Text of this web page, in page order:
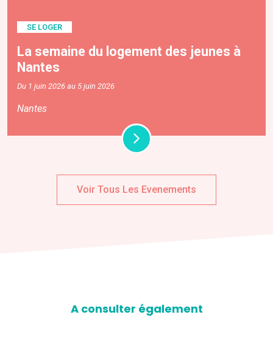
SE LOGER
La semaine du logement des jeunes à
Nantes
Du 1 juin 2026 au 5 juin 2026
Nantes
Voir Tous Les Evenements
A consulter également